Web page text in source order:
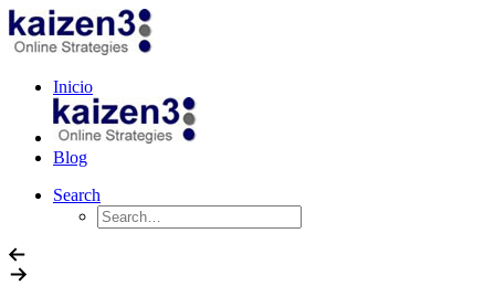
Inicio
Blog
Search